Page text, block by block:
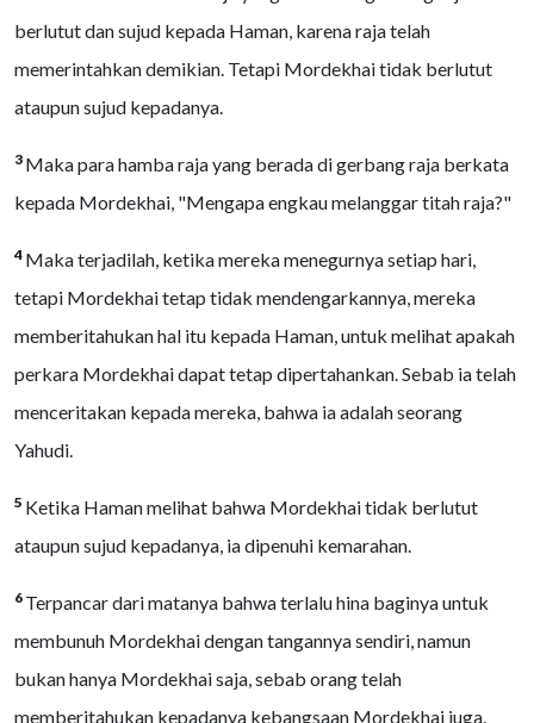
berlutut dan sujud kepada Haman, karena raja telah
memerintahkan demikian. Tetapi Mordekhai tidak berlutut
ataupun sujud kepadanya.
3 Maka para hamba raja yang berada di gerbang raja berkata
kepada Mordekhai, "Mengapa engkau melanggar titah raja?"
4 Maka terjadilah, ketika mereka menegurnya setiap hari,
tetapi Mordekhai tetap tidak mendengarkannya, mereka
memberitahukan hal itu kepada Haman, untuk melihat apakah
perkara Mordekhai dapat tetap dipertahankan. Sebab ia telah
menceritakan kepada mereka, bahwa ia adalah seorang
Yahudi.
5 Ketika Haman melihat bahwa Mordekhai tidak berlutut
ataupun sujud kepadanya, ia dipenuhi kemarahan.
6 Terpancar dari matanya bahwa terlalu hina baginya untuk
membunuh Mordekhai dengan tangannya sendiri, namun
bukan hanya Mordekhai saja, sebab orang telah
memberitahukan kepadanya kebangsaan Mordekhai juga.